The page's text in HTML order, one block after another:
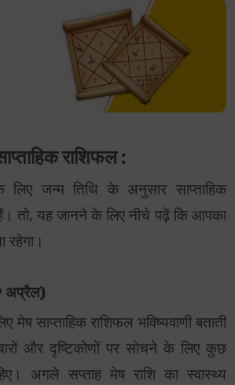
राशिफल :
लिए जन्म तिथि के अनुसार साप्ताहिक
हैं। तो, यह जानने के लिए नीचे पढ़ें कि आपका
रहेगा।
अप्रैल)
साप्ताहिक राशिफल भविष्यवाणी बताती
और दृष्टिकोणों पर सोचने के लिए कुछ
अगले सप्ताह मेष राशि का स्वास्थ्य